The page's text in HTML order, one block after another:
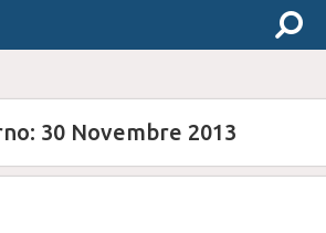
30 Novembre 2013